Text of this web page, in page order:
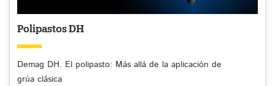
Polipastos DH
Demag DH. El polipasto: Más allá de la aplicación de
grúa clásica